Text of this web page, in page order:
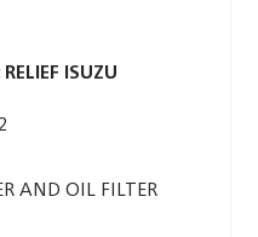
ISUZU
AND OIL FILTER